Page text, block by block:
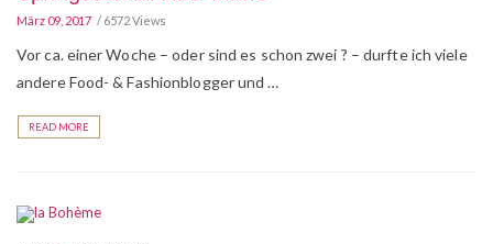
März 09, 2017 6572 Views
Vor ca. einer Woche – oder sind es schon zwei ? – durfte ich viele
andere Food- & Fashionblogger und …
READ MORE